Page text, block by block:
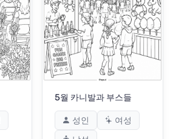
5월 카니발과 부스들
성인
여성